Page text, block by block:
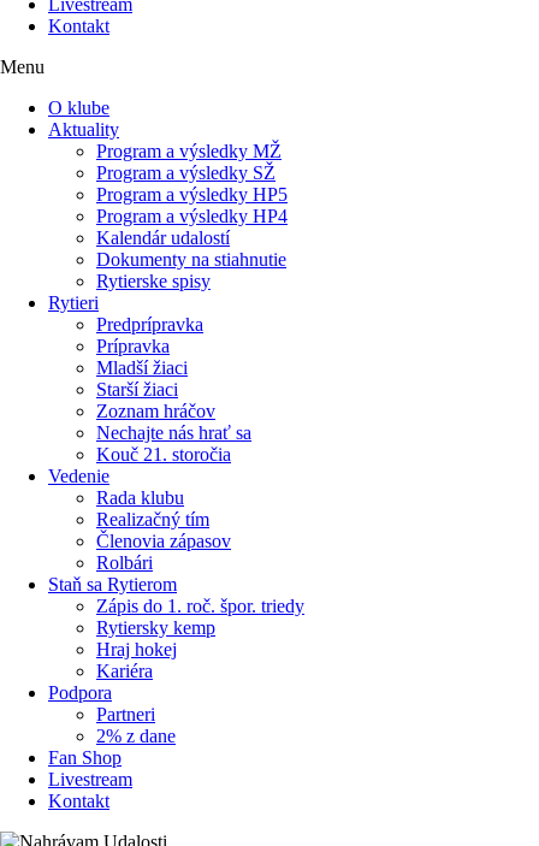
Livestream
Kontakt
Menu
O klube
Aktuality
Program a výsledky MŽ
Program a výsledky SŽ
Program a výsledky HP5
Program a výsledky HP4
Kalendár udalostí
Dokumenty na stiahnutie
Rytierske spisy
Rytieri
Predprípravka
Prípravka
Mladší žiaci
Starší žiaci
Zoznam hráčov
Nechajte nás hrať sa
Kouč 21. storočia
Vedenie
Rada klubu
Realizačný tím
Členovia zápasov
Rolbári
Staň sa Rytierom
Zápis do 1. roč. špor. triedy
Rytiersky kemp
Hraj hokej
Kariéra
Podpora
Partneri
2% z dane
Fan Shop
Livestream
Kontakt